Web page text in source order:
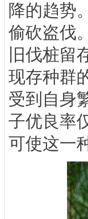
降的趋势
偷砍盗伐
旧伐桩留
现存种群
受到自身
子优良率
可使这一